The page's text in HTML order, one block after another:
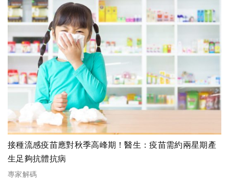
接種流感疫苗應對秋季高峰期！醫生：疫苗需約兩星期產
生足夠抗體抗病
專家解碼